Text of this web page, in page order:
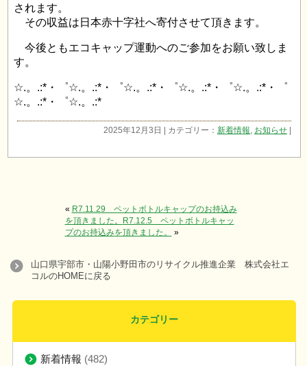
されます。
その収益は日本赤十字社へ寄付させて頂きます。
今後ともエコキャップ運動へのご参加をお願い致しま
す。
☆.。.:*・゜☆.。.:*・゜☆.。.:*・゜☆.。.:*・゜☆.。.:*・゜
☆.。.:*・゜☆.。.:*
2025年12月3日 | カテゴリー：新着情報 お知らせ |
« R7.11.29 ペットボトルキャップのお持込み
を頂きました。
R7.12.5 ペットボトルキャッ
プのお持込みを頂きました。
»
山口県宇部市・山陽小野田市のリサイクル推進企業 株式会社エ
コルのHOMEに戻る
カテゴリー
新着情報 (482)